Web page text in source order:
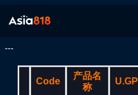
---
Code
产品名
称
U.GP